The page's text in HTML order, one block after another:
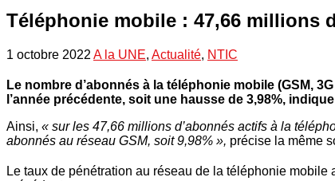
Téléphonie mobile : 47,66 millions
1 octobre 2022 A la UNE, Actualité, NTIC
Le nombre d’abonnés à la téléphonie mobile (GSM,
l’année précédente, soit une hausse de 3,98%,
Ainsi, « sur les 47,66 millions d’abonnés actifs à la
abonnés au réseau GSM, soit 9,98% », précise la même
Le taux de pénétration au réseau de la téléphonie mobile